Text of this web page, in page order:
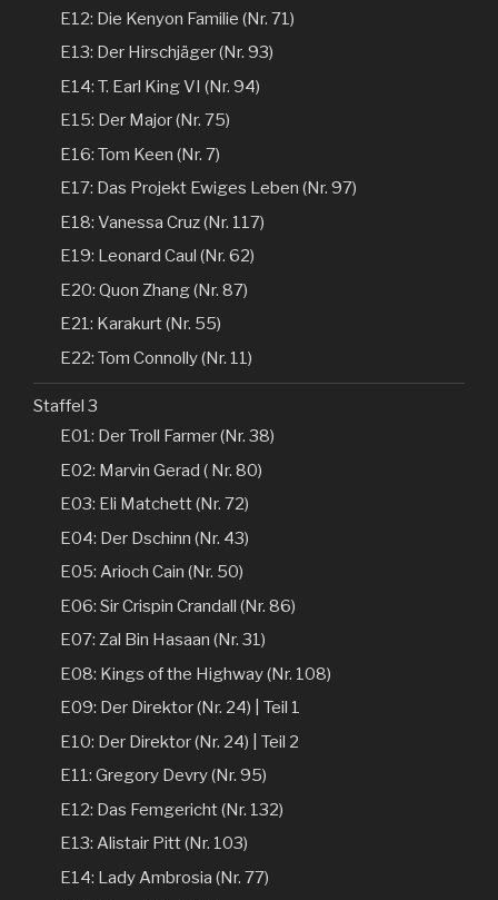
E12: Die Kenyon Familie (Nr. 71)
E13: Der Hirschjäger (Nr. 93)
E14: T. Earl King VI (Nr. 94)
E15: Der Major (Nr. 75)
E16: Tom Keen (Nr. 7)
E17: Das Projekt Ewiges Leben (Nr. 97)
E18: Vanessa Cruz (Nr. 117)
E19: Leonard Caul (Nr. 62)
E20: Quon Zhang (Nr. 87)
E21: Karakurt (Nr. 55)
E22: Tom Connolly (Nr. 11)
Staffel 3
E01: Der Troll Farmer (Nr. 38)
E02: Marvin Gerad ( Nr. 80)
E03: Eli Matchett (Nr. 72)
E04: Der Dschinn (Nr. 43)
E05: Arioch Cain (Nr. 50)
E06: Sir Crispin Crandall (Nr. 86)
E07: Zal Bin Hasaan (Nr. 31)
E08: Kings of the Highway (Nr. 108)
E09: Der Direktor (Nr. 24) | Teil 1
E10: Der Direktor (Nr. 24) | Teil 2
E11: Gregory Devry (Nr. 95)
E12: Das Femgericht (Nr. 132)
E13: Alistair Pitt (Nr. 103)
E14: Lady Ambrosia (Nr. 77)